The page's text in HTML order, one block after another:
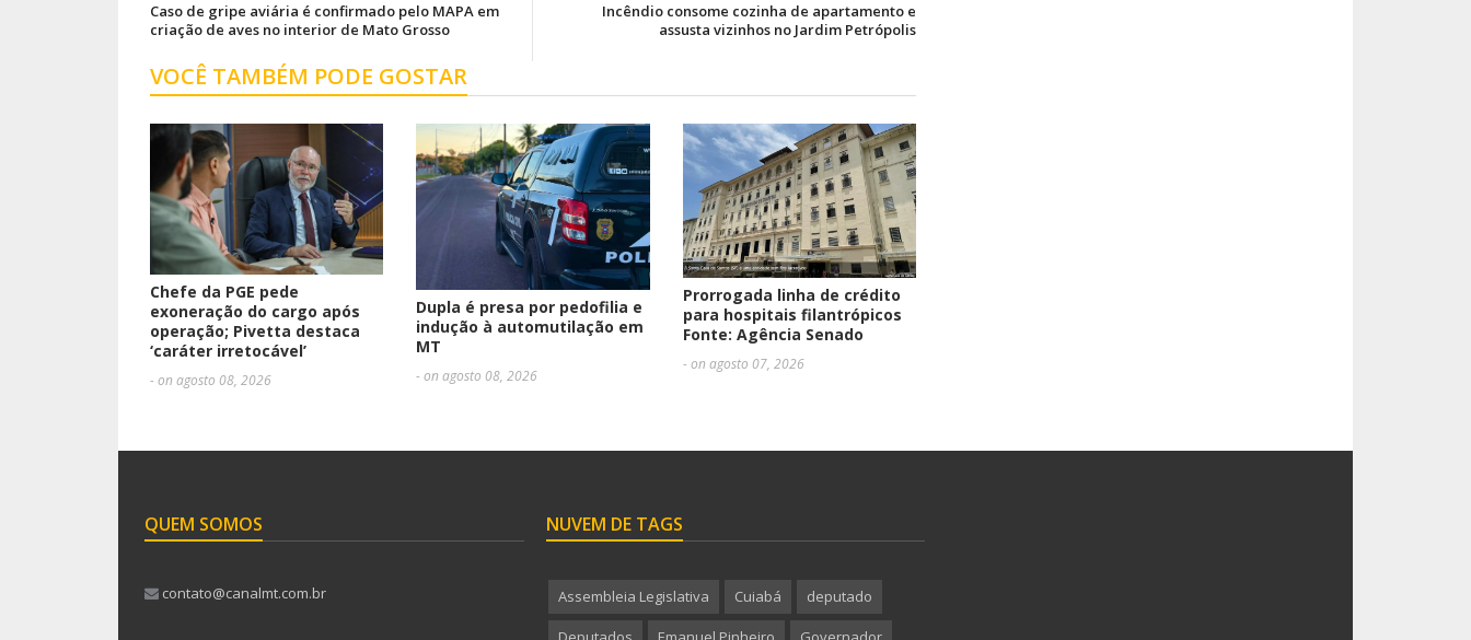
Caso de gripe aviária é confirmado pelo MAPA em
criação de aves no interior de Mato Grosso
Incêndio consome cozinha de apartamento e
assusta vizinhos no Jardim Petrópolis
VOCÊ TAMBÉM PODE GOSTAR
Chefe da PGE pede
exoneração do cargo após
operação; Pivetta destaca
‘caráter irretocável’
- on agosto 08, 2026
Dupla é presa por pedofilia e
indução à automutilação em
MT
- on agosto 08, 2026
Prorrogada linha de crédito
para hospitais filantrópicos
Fonte: Agência Senado
- on agosto 07, 2026
QUEM SOMOS
contato@canalmt.com.br
NUVEM DE TAGS
Assembleia Legislativa Cuiabá deputado